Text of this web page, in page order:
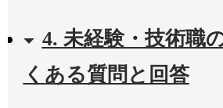
4. 未経験・技術職
くある質問と回答